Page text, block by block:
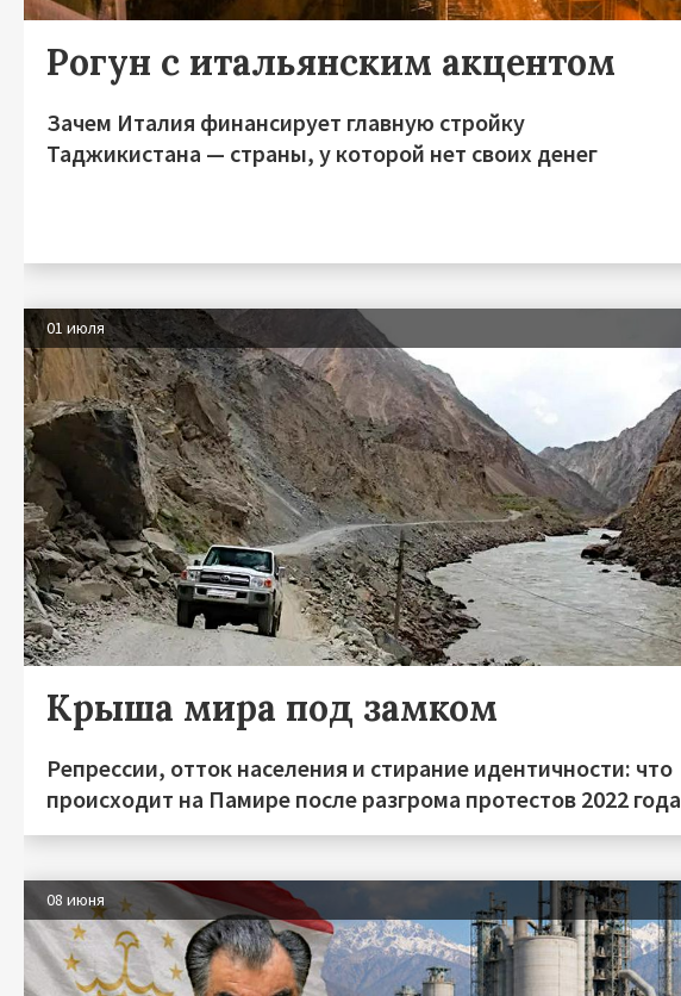
Рогун с итальянским акцентом
Зачем Италия финансирует главную стройку
Таджикистана — страны, у которой нет своих денег
01 июля
Крыша мира под замком
Репрессии, отток населения и стирание идентичности: что
происходит на Памире после разгрома протестов 2022 года
08 июня